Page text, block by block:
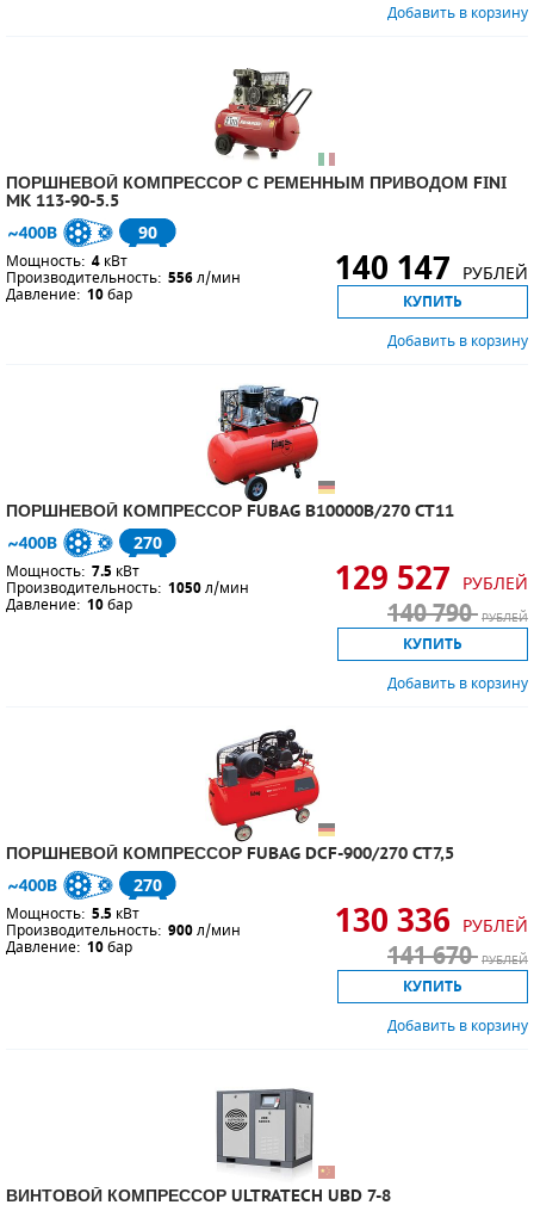
Добавить в корзину
ПОРШНЕВОЙ КОМПРЕССОР С РЕМЕННЫМ ПРИВОДОМ FINI
MK 113-90-5.5
90
Мощность: 4 кВт
Производительность: 556л/мин
Давление: 10бар
140 147 РУБЛЕЙ
КУПИТЬ
Добавить в корзину
ПОРШНЕВОЙ КОМПРЕССОР FUBAG B10000B/270 CT11
270
Мощность: 7.5 кВт
Производительность: 1050л/мин
Давление: 10бар
129 527 РУБЛЕЙ
140 790 РУБЛЕЙ
КУПИТЬ
Добавить в корзину
ПОРШНЕВОЙ КОМПРЕССОР FUBAG DCF-900/270 CT7,5
270
Мощность: 5.5 кВт
Производительность: 900л/мин
Давление: 10бар
130 336 РУБЛЕЙ
141 670 РУБЛЕЙ
КУПИТЬ
Добавить в корзину
ВИНТОВОЙ КОМПРЕССОР ULTRATECH UBD 7-8